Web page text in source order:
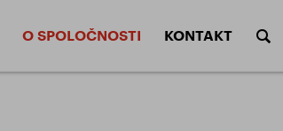
O SPOLOČNOSTI KONTAKT